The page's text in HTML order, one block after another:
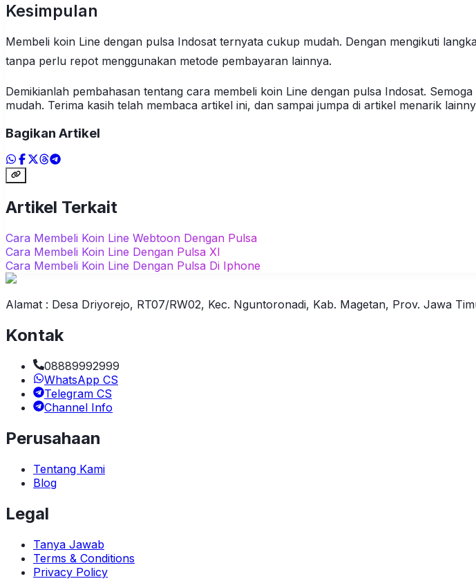
Kesimpulan
Membeli koin Line dengan pulsa Indosat ternyata cukup mudah. Dengan mengikuti
tanpa perlu repot menggunakan metode pembayaran lainnya.
Demikianlah pembahasan tentang cara membeli koin Line dengan pulsa Indosat.
mudah. Terima kasih telah membaca artikel ini, dan sampai jumpa di artikel menarik
Bagikan Artikel
Artikel Terkait
Cara Membeli Koin Line Webtoon Dengan Pulsa
Cara Membeli Koin Line Dengan Pulsa Xl
Cara Membeli Koin Line Dengan Pulsa Di Iphone
Alamat : Desa Driyorejo, RT07/RW02, Kec. Nguntoronadi, Kab. Magetan, Prov. Jawa
Kontak
08889992999
WhatsApp CS
Telegram CS
Channel Info
Perusahaan
Tentang Kami
Blog
Legal
Tanya Jawab
Terms & Conditions
Privacy Policy